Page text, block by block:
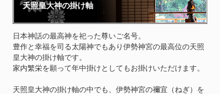
天照皇大神の掛け軸
日本神話の最高神を祀った尊いご名号。
豊作と幸福を司る太陽神でもあり伊勢神宮の最高位の天照
皇大神の掛け軸です。
家内繁栄を願って年中掛けとしてもお掛けいただけます。
天照皇大神の掛け軸の中でも、伊勢神宮の禰宜（ねぎ）を